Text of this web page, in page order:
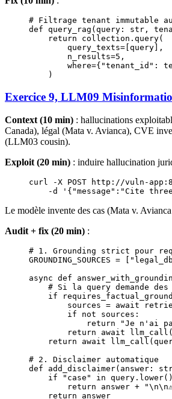
# Filtrage tenant immutable
def query_rag (query: str ,
    return
collection.query(
        query_texts
= [query],
        n_results
=5 ,
        where
={ "tenant_id" :
    )
Exercice 9, LLM09
Context (10 min) : hallucinations
Canada), légal (Mata v. Avianca), CVE
(LLM03 cousin).
Exploit (20 min) : induire hallucination
curl -X POST http://vuln-
    -d
'{"message":"Cite
Le modèle invente des cas (Mata v.
Audit + fix (20 min) :
# 1. Grounding strict pour
GROUNDING_SOURCES =
async def
# Si la query demande
    if
        sources
= await
        if
not sources:
            return
"Je n'ai
        return
await
    return
await
# 2. Disclaimer automatique
def add_disclaimer(answer:
    if
"case" in
        return
answer + "\n\n
    return
answer